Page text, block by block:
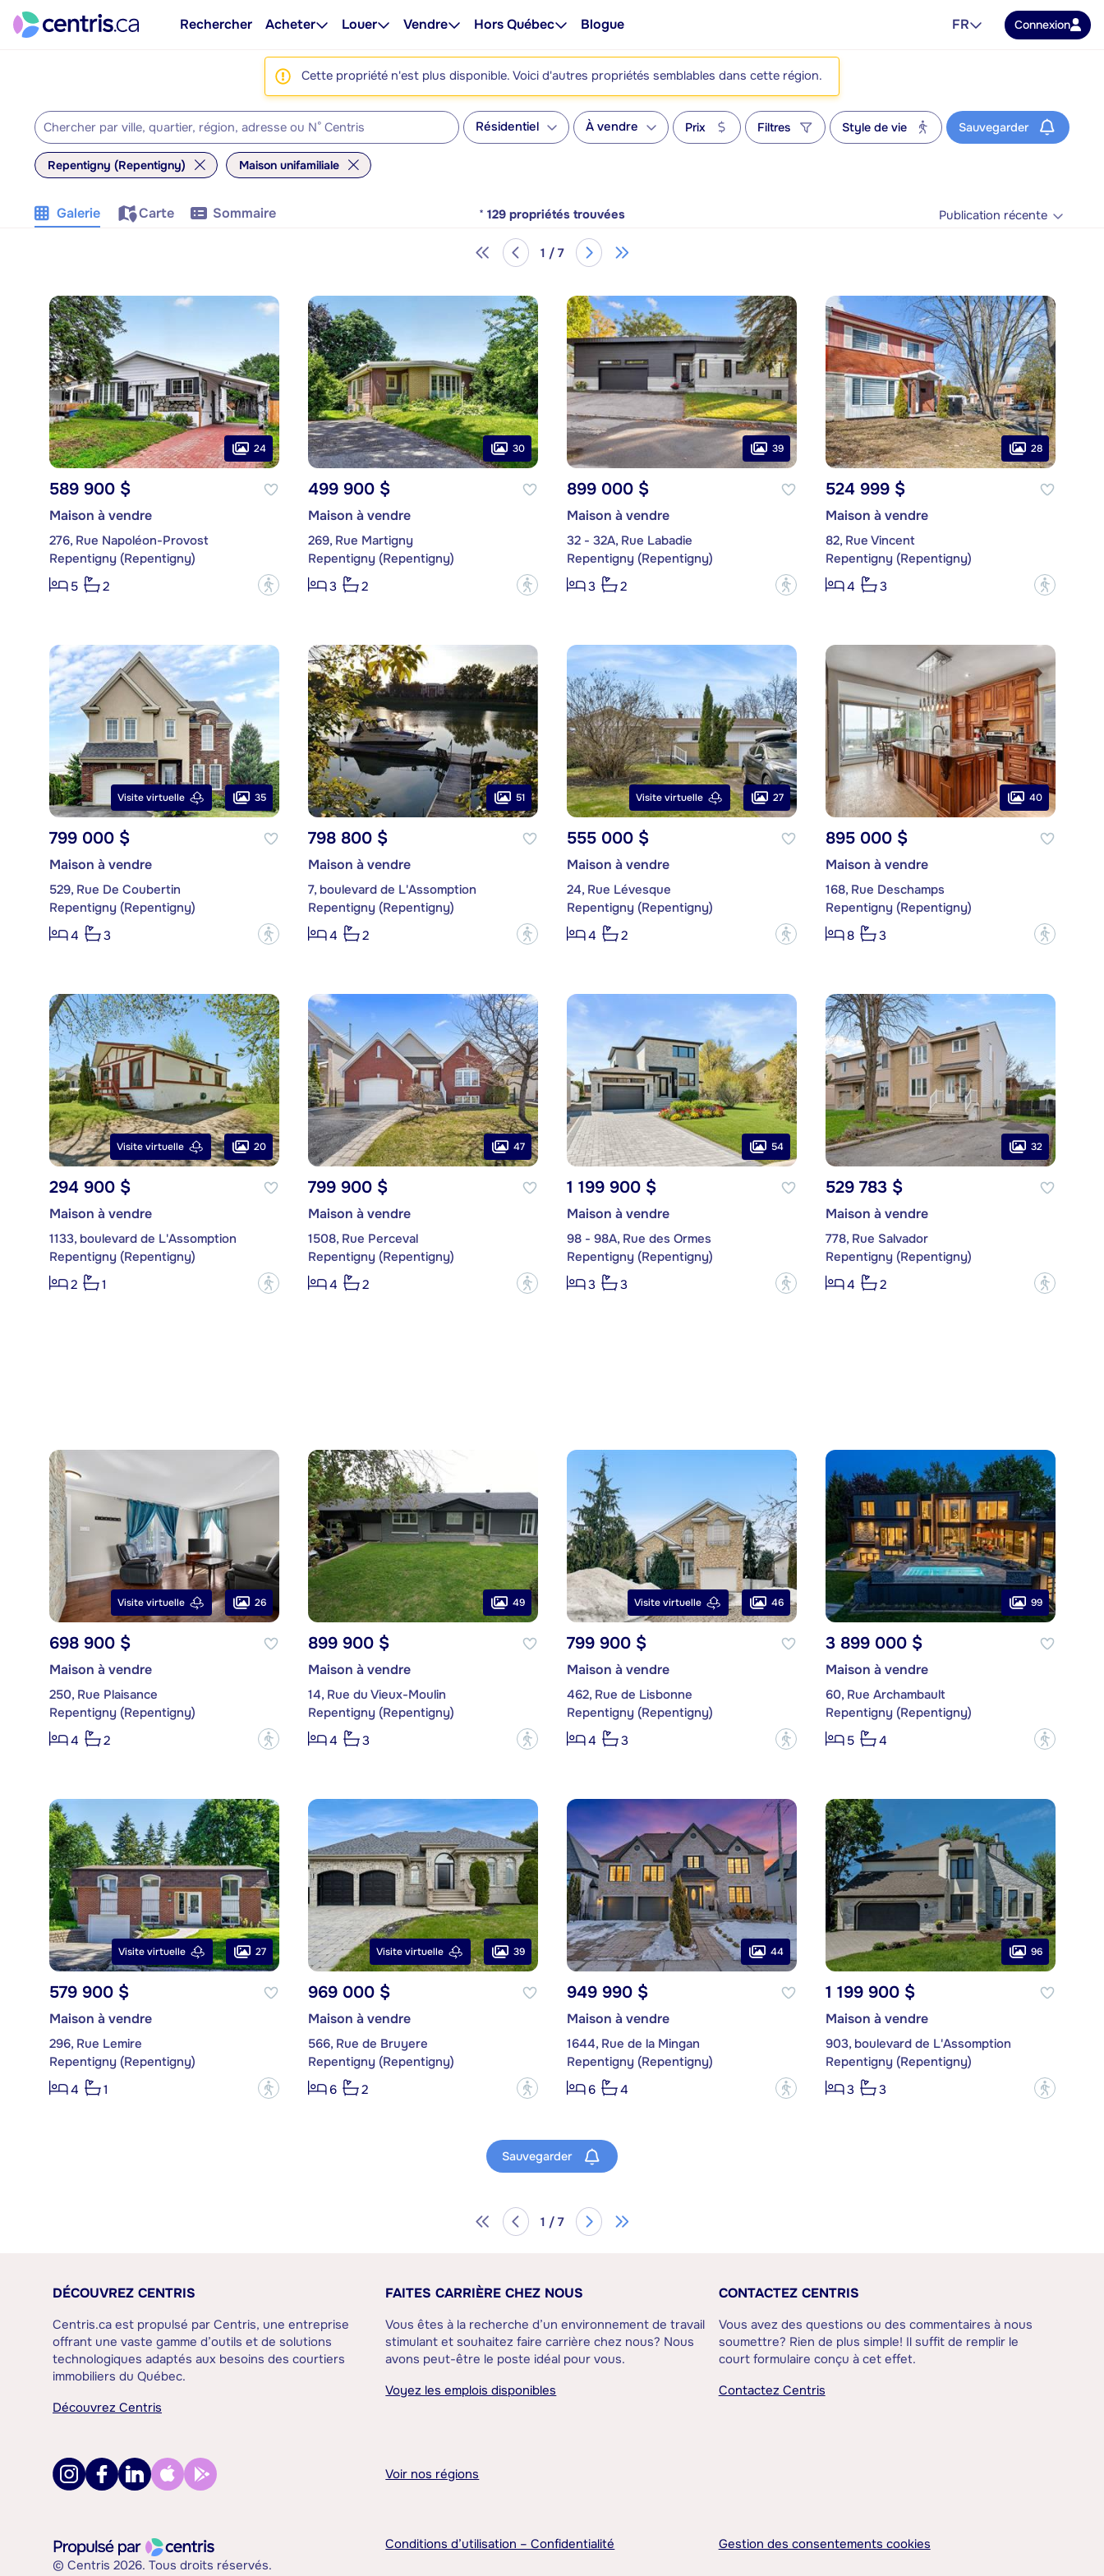
Rechercher Acheter Louer Vendre Hors Québec Blogue FR Connexion
Cette propriété n'est plus disponible. Voici d'autres propriétés semblables dans cette région.
Résidentiel À vendre Prix Filtres Style de vie Sauvegarder
Repentigny (Repentigny) Maison unifamiliale
Galerie Carte Sommaire * 129 propriétés trouvées Publication récente
1 / 7
24
589 900 $
Maison à vendre
276, Rue Napoléon-Provost
Repentigny (Repentigny)
5
2 ?
30
499 900 $
Maison à vendre
269, Rue Martigny
Repentigny (Repentigny)
3
2 ?
39
899 000 $
Maison à vendre
32 - 32A, Rue Labadie
Repentigny (Repentigny)
3
2 ?
28
524 999 $
Maison à vendre
82, Rue Vincent
Repentigny (Repentigny)
4
3 ?
Visite virtuelle 35
799 000 $
Maison à vendre
529, Rue De Coubertin
Repentigny (Repentigny)
4
3 ?
51
798 800 $
Maison à vendre
7, boulevard de L'Assomption
Repentigny (Repentigny)
4
2 ?
Visite virtuelle 27
555 000 $
Maison à vendre
24, Rue Lévesque
Repentigny (Repentigny)
4
2 ?
40
895 000 $
Maison à vendre
168, Rue Deschamps
Repentigny (Repentigny)
8
3 ?
Visite virtuelle 20
294 900 $
Maison à vendre
1133, boulevard de L'Assomption
Repentigny (Repentigny)
2
1 ?
47
799 900 $
Maison à vendre
1508, Rue Perceval
Repentigny (Repentigny)
4
2 ?
54
1 199 900 $
Maison à vendre
98 - 98A, Rue des Ormes
Repentigny (Repentigny)
3
3 ?
32
529 783 $
Maison à vendre
778, Rue Salvador
Repentigny (Repentigny)
4
2 ?
Visite virtuelle 26
698 900 $
Maison à vendre
250, Rue Plaisance
Repentigny (Repentigny)
4
2 ?
49
899 900 $
Maison à vendre
14, Rue du Vieux-Moulin
Repentigny (Repentigny)
4
3 ?
Visite virtuelle 46
799 900 $
Maison à vendre
462, Rue de Lisbonne
Repentigny (Repentigny)
4
3 ?
99
3 899 000 $
Maison à vendre
60, Rue Archambault
Repentigny (Repentigny)
5
4 ?
Visite virtuelle 27
579 900 $
Maison à vendre
296, Rue Lemire
Repentigny (Repentigny)
4
1 ?
Visite virtuelle 39
969 000 $
Maison à vendre
566, Rue de Bruyere
Repentigny (Repentigny)
6
2 ?
44
949 990 $
Maison à vendre
1644, Rue de la Mingan
Repentigny (Repentigny)
6
4 ?
96
1 199 900 $
Maison à vendre
903, boulevard de L'Assomption
Repentigny (Repentigny)
3
3 ?
Sauvegarder
1 / 7
DÉCOUVREZ CENTRIS
Centris.ca est propulsé par Centris, une entreprise
offrant une vaste gamme d’outils et de solutions
technologiques adaptés aux besoins des courtiers
immobiliers du Québec.
Découvrez Centris
FAITES CARRIÈRE CHEZ NOUS
Vous êtes à la recherche d’un environnement de travail
stimulant et souhaitez faire carrière chez nous? Nous
avons peut-être le poste idéal pour vous.
Voyez les emplois disponibles
CONTACTEZ CENTRIS
Vous avez des questions ou des commentaires à nous
soumettre? Rien de plus simple! Il suffit de remplir le
court formulaire conçu à cet effet.
Contactez Centris
Voir nos régions
© Centris 2026. Tous droits réservés.
Conditions d’utilisation – Confidentialité Gestion des consentements cookies